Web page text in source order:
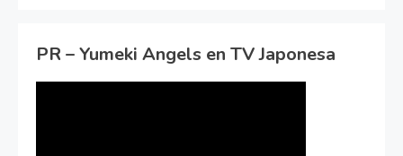
PR – Yumeki Angels en TV Japonesa